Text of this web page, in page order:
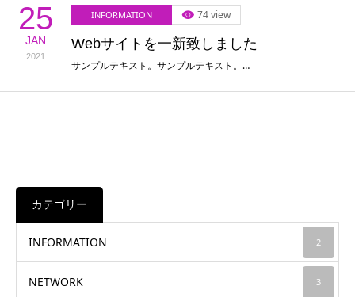
25
JAN
2021
INFORMATION 74 view
Webサイトを一新致しました
サンプルテキスト。サンプルテキスト。…
カテゴリー
INFORMATION 2
NETWORK 3